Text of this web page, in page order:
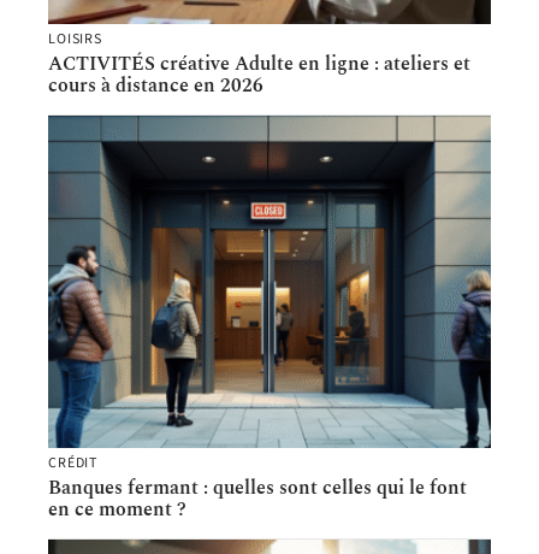
LOISIRS
ACTIVITÉS créative Adulte en ligne : ateliers et
cours à distance en 2026
CRÉDIT
Banques fermant : quelles sont celles qui le font
en ce moment ?